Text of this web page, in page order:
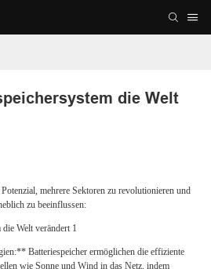
die Welt
mehrere Sektoren zu revolutionieren und
zu beeinflussen:
Batteriespeicher ermöglichen die effiziente
wie Sonne und Wind in das Netz, indem